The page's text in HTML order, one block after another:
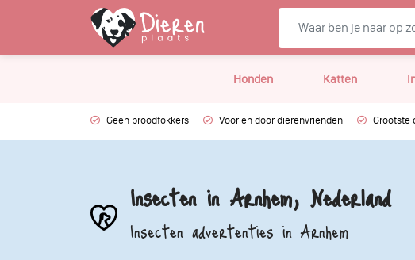
Honden Katten
Geen broodfokkers Voor en door dierenvrienden Grootste
Insecten in Arnhem, Nederland
Insecten advertenties in Arnhem